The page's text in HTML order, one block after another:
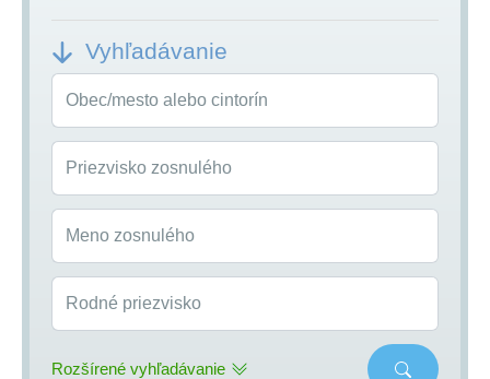
Vyhľadávanie
Obec/mesto alebo cintorín
Priezvisko zosnulého
Meno zosnulého
Rodné priezvisko
Rozšírené vyhľadávanie